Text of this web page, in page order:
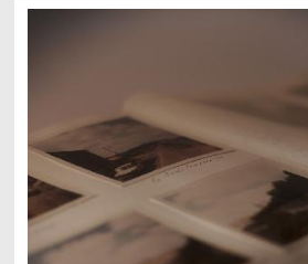
wojskowe łącznie z lotniskami i wyrzutniami
osiedla wojskowego